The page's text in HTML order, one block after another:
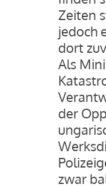
Zeiten
jedoch
dort
Als
der
zwar